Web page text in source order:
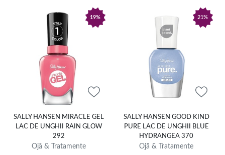
19%
SALLY HANSEN MIRACLE GEL
LAC DE UNGHII RAIN GLOW
292
Ojă & Tratamente
21%
SALLY HANSEN GOOD KIND
PURE LAC DE UNGHII BLUE
HYDRANGEA 370
Ojă & Tratamente